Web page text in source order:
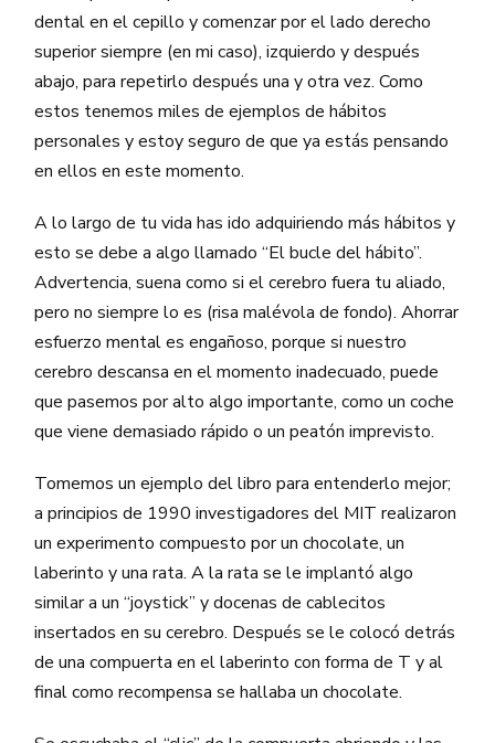
dental en el cepillo y comenzar por el lado derecho
superior siempre (en mi caso), izquierdo y después
abajo, para repetirlo después una y otra vez. Como
estos tenemos miles de ejemplos de hábitos
personales y estoy seguro de que ya estás pensando
en ellos en este momento.
A lo largo de tu vida has ido adquiriendo más hábitos y
esto se debe a algo llamado “El bucle del hábito”.
Advertencia, suena como si el cerebro fuera tu aliado,
pero no siempre lo es (risa malévola de fondo). Ahorrar
esfuerzo mental es engañoso, porque si nuestro
cerebro descansa en el momento inadecuado, puede
que pasemos por alto algo importante, como un coche
que viene demasiado rápido o un peatón imprevisto.
Tomemos un ejemplo del libro para entenderlo mejor;
a principios de 1990 investigadores del MIT realizaron
un experimento compuesto por un chocolate, un
laberinto y una rata. A la rata se le implantó algo
similar a un “joystick” y docenas de cablecitos
insertados en su cerebro. Después se le colocó detrás
de una compuerta en el laberinto con forma de T y al
final como recompensa se hallaba un chocolate.